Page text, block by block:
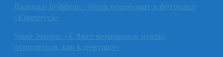
Джиджи Буффон: «Меня похоронят в футболке
«Ювентуса»
Унай Эмери: «К Лиге чемпионов нужно
относиться, как к девушке»